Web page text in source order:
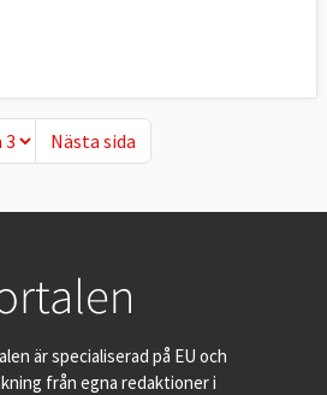
Nästa sida
Nästa sida
är specialiserad på EU och
från egna redaktioner i